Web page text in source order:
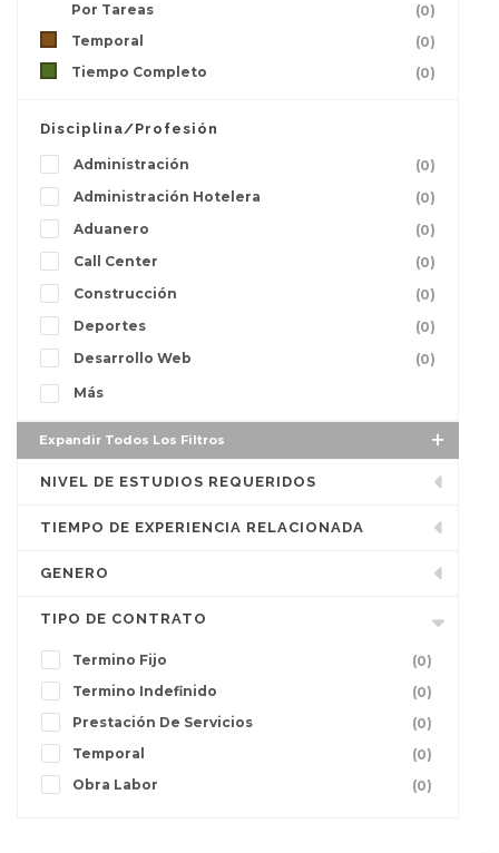
Por Tareas
(0)
Temporal
(0)
Tiempo Completo
(0)
Disciplina/Profesión
Administración
(0)
Administración Hotelera
(0)
Aduanero
(0)
Call Center
(0)
Construcción
(0)
Deportes
(0)
Desarrollo Web
(0)
Más
Expandir Todos Los Filtros
NIVEL DE ESTUDIOS REQUERIDOS
TIEMPO DE EXPERIENCIA RELACIONADA
GENERO
TIPO DE CONTRATO
Termino Fijo
(0)
Termino Indefinido
(0)
Prestación De Servicios
(0)
Temporal
(0)
Obra Labor
(0)